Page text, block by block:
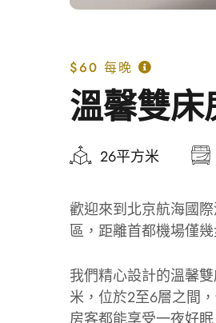
$60 每晚
溫馨雙床
26平方米
歡迎來到北京航海國
區，距離首都機場僅
我們精心設計的溫馨
米，位於2至6層之間